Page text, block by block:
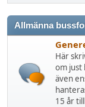
Allmänna
Här
om just
även
15 år